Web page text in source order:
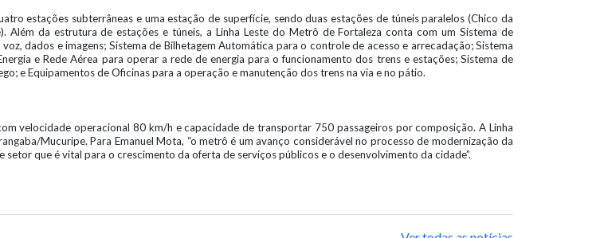
estações subterrâneas e uma estação de superfície, sendo duas estações de túneis paralelos (Chico da
Além da estrutura de estações e túneis, a Linha Leste do Metrô de Fortaleza conta com um Sistema de
dados e imagens; Sistema de Bilhetagem Automática para o controle de acesso e arrecadação; Sistema
e Rede Aérea para operar a rede de energia para o funcionamento dos trens e estações; Sistema de
e Equipamentos de Oficinas para a operação e manutenção dos trens na via e no pátio.
velocidade operacional 80 km/h e capacidade de transportar 750 passageiros por composição. A Linha
Mucuripe. Para Emanuel Mota, “o metrô é um avanço considerável no processo de modernização da
que é vital para o crescimento da oferta de serviços públicos e o desenvolvimento da cidade”.